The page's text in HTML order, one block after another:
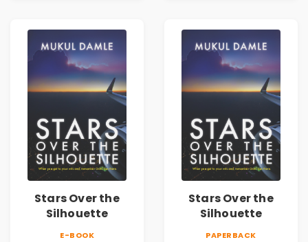
Stars Over the
Silhouette
E-BOOK
Stars Over the
Silhouette
PAPERBACK